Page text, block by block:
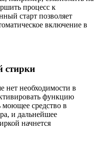
процесс к
старт позволяет
включение в
стирки
нет необходимости в
функцию
моющее средство в
и дальнейшее
начнется